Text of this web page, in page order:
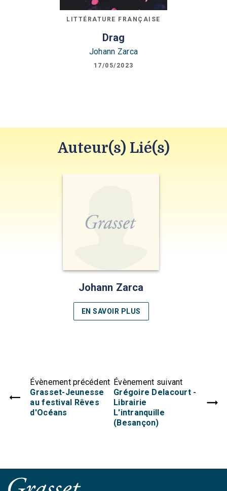
LITTÉRATURE FRANÇAISE
Drag
Johann Zarca
17/05/2023
Auteur(s) Lié(s)
Johann Zarca
EN SAVOIR PLUS
Évènement précédent
Grasset-Jeunesse
au festival Rêves
d'Océans
Évènement suivant
Grégoire Delacourt -
Librairie
L'intranquille
(Besançon)